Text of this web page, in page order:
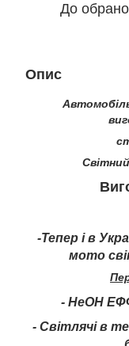
До
Опис
-Тепер і в
мото
- НеОН
- Світлячі в